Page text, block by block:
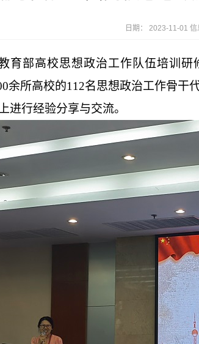
日期： 2023-11-01
育部高校思想政治工作队伍培训研
余所高校的112名思想政治工作骨干
进行经验分享与交流。